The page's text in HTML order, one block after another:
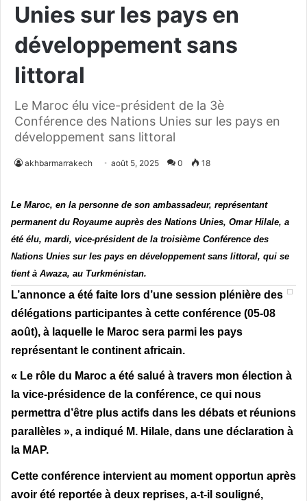
Unies sur les pays en
développement sans
littoral
Le Maroc élu vice-président de la 3è
Conférence des Nations Unies sur les pays en
développement sans littoral
akhbarmarrakech août 5, 2025 0 18
Le Maroc, en la personne de son ambassadeur, représentant
permanent du Royaume auprès des Nations Unies, Omar Hilale, a
été élu, mardi, vice-président de la troisième Conférence des
Nations Unies sur les pays en développement sans littoral, qui se
tient à Awaza, au Turkménistan.
L’annonce a été faite lors d’une session plénière des
délégations participantes à cette conférence (05-08
août), à laquelle le Maroc sera parmi les pays
représentant le continent africain.
« Le rôle du Maroc a été salué à travers mon élection à
la vice-présidence de la conférence, ce qui nous
permettra d’être plus actifs dans les débats et réunions
parallèles », a indiqué M. Hilale, dans une déclaration à
la MAP.
Cette conférence intervient au moment opportun après
avoir été reportée à deux reprises, a-t-il souligné,